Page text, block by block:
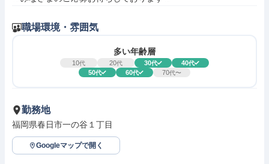
職場環境・雰囲気
多い年齢層
10代 20代 30代 40代
50代 60代 70代〜
勤務地
福岡県春日市一の谷１丁目
Googleマップで開く